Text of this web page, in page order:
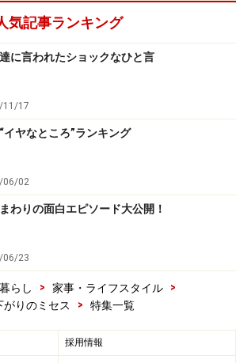
気記事ランキング
に言われたショックなひと言
11/17
イヤなところ”ランキング
06/02
わりの面白エピソード大公開！
06/23
暮らし > 家事・ライフスタイル
>
がりのミセス
> 特集一覧
採用情報